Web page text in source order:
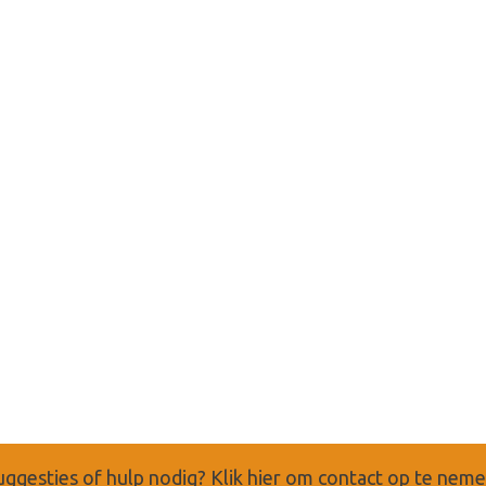
of hulp nodig? Klik hier om contact op te